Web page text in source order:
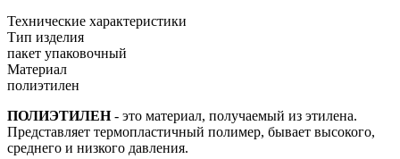
Технические характеристики
Тип изделия
пакет упаковочный
Материал
полиэтилен
ПОЛИЭТИЛЕН- это материал, получаемый из этилена.
Представляет термопластичный полимер, бывает высокого,
среднего и низкого давления.